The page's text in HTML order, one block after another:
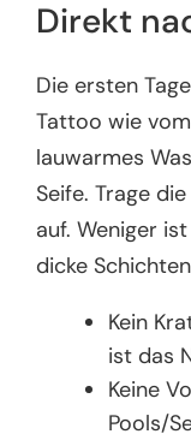
Direkt
Die ersten
Tattoo wie
lauwarmes
Seife. Trage
auf. Weniger
dicke
Kein
ist das
Keine
Pools/